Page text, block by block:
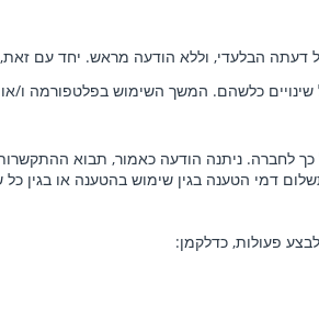
הבלעדי, וללא הודעה מראש. יחד עם
כלשהם. המשך השימוש בפלטפורמה ו/
ניתנה הודעה כאמור, תבוא ההתקשרות לסיום
דמי הטענה בגין שימוש בהטענה או בגין
פעולות, כדלקמן: